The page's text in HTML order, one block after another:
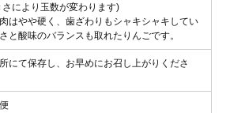
さにより玉数が変わります)
はやや硬く、歯ざわりもシャキシャキしてい
と酸味のバランスも取れたりんごです。
にて保存し、お早めにお召し上がりくださ